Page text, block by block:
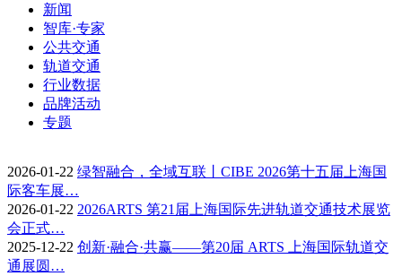
新闻
智库·专家
公共交通
轨道交通
行业数据
品牌活动
专题
2026-01-22 绿智融合，全域互联丨CIBE 2026第十五届上海国
际客车展…
2026-01-22 2026ARTS 第21届上海国际先进轨道交通技术展览
会正式…
2025-12-22 创新·融合·共赢——第20届 ARTS 上海国际轨道交
通展圆…